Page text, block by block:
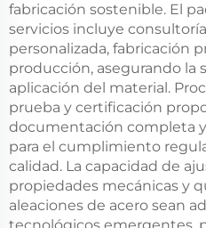
fabricación sostenible. El
servicios incluye
personalizada, fabricación
producción, asegurando la
aplicación del material.
prueba y certificación
documentación completa y
para el cumplimiento
calidad. La capacidad de
propiedades mecánicas y
aleaciones de acero sean